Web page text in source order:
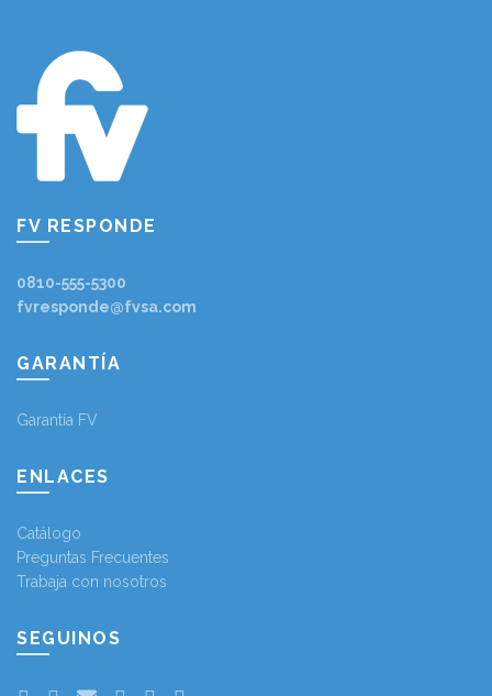
FV RESPONDE
0810-555-5300
fvresponde@fvsa.com
GARANTÍA
Garantía FV
ENLACES
Catálogo
Preguntas Frecuentes
Trabaja con nosotros
SEGUINOS